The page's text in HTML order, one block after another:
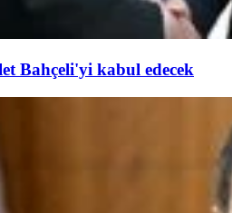
Bahçeli'yi kabul edecek